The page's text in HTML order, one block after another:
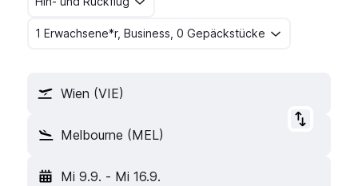
1 Erwachsene*r, Business, 0 Gepäckstücke
Wien (VIE)
Melbourne (MEL)
Mi 9.9. - Mi 16.9.